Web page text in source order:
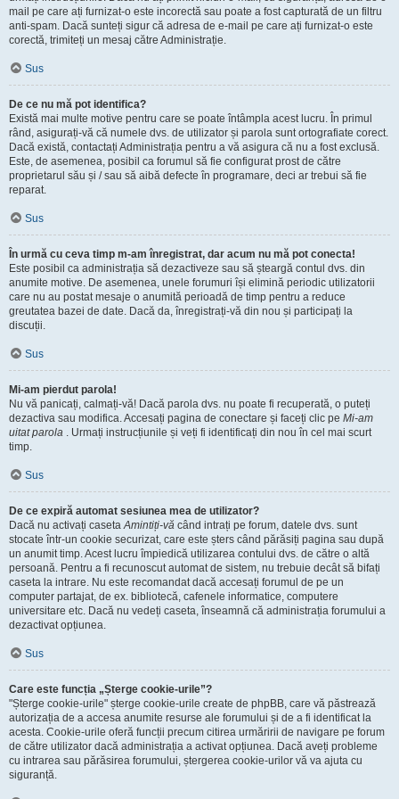
mail pe care ați furnizat-o este incorectă sau poate a fost capturată de un filtru
anti-spam. Dacă sunteți sigur că adresa de e-mail pe care ați furnizat-o este
corectă, trimiteți un mesaj către Administrație.
Sus
De ce nu mă pot identifica?
Există mai multe motive pentru care se poate întâmpla acest lucru. În primul
rând, asigurați-vă că numele dvs. de utilizator și parola sunt ortografiate corect.
Dacă există, contactați Administrația pentru a vă asigura că nu a fost exclusă.
Este, de asemenea, posibil ca forumul să fie configurat prost de către
proprietarul său și / sau să aibă defecte în programare, deci ar trebui să fie
reparat.
Sus
În urmă cu ceva timp m-am înregistrat, dar acum nu mă pot conecta!
Este posibil ca administrația să dezactiveze sau să șteargă contul dvs. din
anumite motive. De asemenea, unele forumuri își elimină periodic utilizatorii
care nu au postat mesaje o anumită perioadă de timp pentru a reduce
greutatea bazei de date. Dacă da, înregistrați-vă din nou și participați la
discuții.
Sus
Mi-am pierdut parola!
Nu vă panicați, calmați-vă! Dacă parola dvs. nu poate fi recuperată, o puteți
dezactiva sau modifica. Accesați pagina de conectare și faceți clic pe Mi-am
uitat parola . Urmați instrucțiunile și veți fi identificați din nou în cel mai scurt
timp.
Sus
De ce expiră automat sesiunea mea de utilizator?
Dacă nu activați casetaAmintiți-vă când intrați pe forum, datele dvs. sunt
stocate într-un cookie securizat, care este șters când părăsiți pagina sau după
un anumit timp. Acest lucru împiedică utilizarea contului dvs. de către o altă
persoană. Pentru a fi recunoscut automat de sistem, nu trebuie decât să bifați
caseta la intrare. Nu este recomandat dacă accesați forumul de pe un
computer partajat, de ex. bibliotecă, cafenele informatice, computere
universitare etc. Dacă nu vedeți caseta, înseamnă că administrația forumului a
dezactivat opțiunea.
Sus
Care este funcția „Șterge cookie-urile”?
"Șterge cookie-urile" șterge cookie-urile create de phpBB, care vă păstrează
autorizația de a accesa anumite resurse ale forumului și de a fi identificat la
acesta. Cookie-urile oferă funcții precum citirea urmăririi de navigare pe forum
de către utilizator dacă administrația a activat opțiunea. Dacă aveți probleme
cu intrarea sau părăsirea forumului, ștergerea cookie-urilor vă va ajuta cu
siguranță.